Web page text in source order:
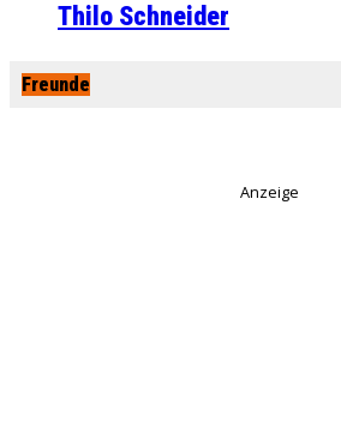
Thilo Schneider
Freunde
Anzeige